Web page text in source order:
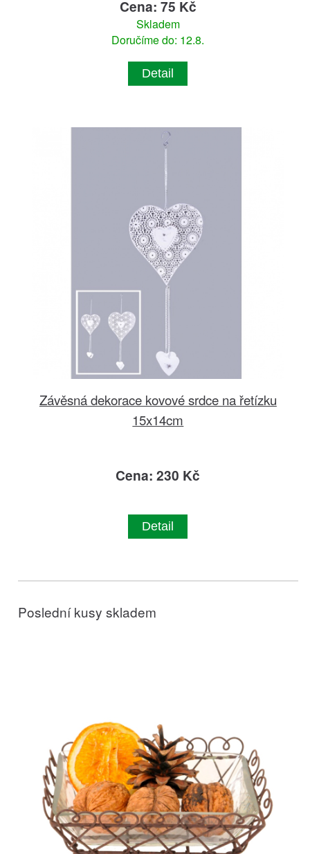
Cena: 75 Kč
Skladem
Doručíme do: 12.8.
Detail
Závěsná dekorace kovové srdce na řetízku
15x14cm
Cena: 230 Kč
Detail
Poslední kusy skladem